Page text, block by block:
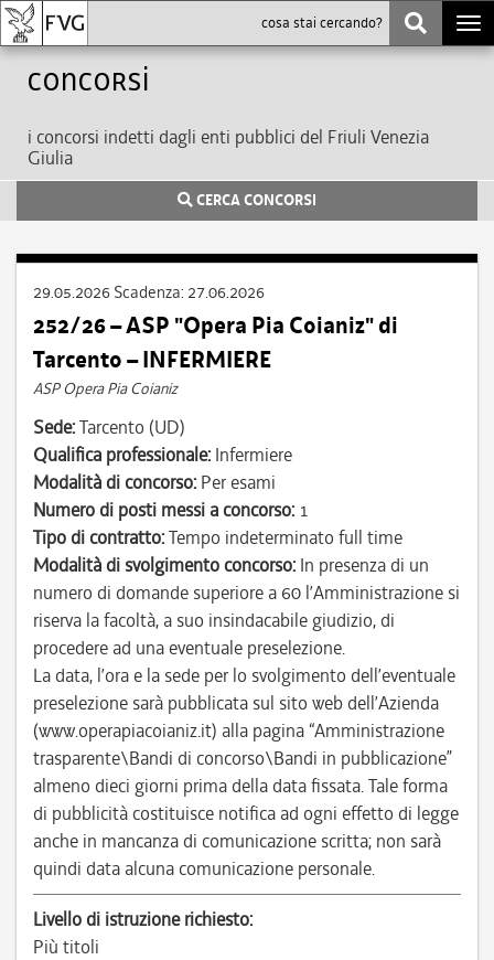
Concorsi
i concorsi indetti dagli enti pubblici del Friuli Venezia
Giulia
CERCA CONCORSI
29.05.2026 Scadenza: 27.06.2026
252/26 – ASP "Opera Pia Coianiz" di
Tarcento – INFERMIERE
ASP Opera Pia Coianiz
Sede:Tarcento (UD)
Qualifica professionale: Infermiere
Modalità di concorso: Per esami
Numero di posti messi a concorso: 1
Tipo di contratto:Tempo indeterminato full time
Modalità di svolgimento concorso: In presenza di un
numero di domande superiore a 60 l’Amministrazione si
riserva la facoltà, a suo insindacabile giudizio, di
procedere ad una eventuale preselezione.
La data, l’ora e la sede per lo svolgimento dell’eventuale
preselezione sarà pubblicata sul sito web dell’Azienda
(www.operapiacoianiz.it) alla pagina “Amministrazione
trasparente\Bandi di concorso\Bandi in pubblicazione”
almeno dieci giorni prima della data fissata. Tale forma
di pubblicità costituisce notifica ad ogni effetto di legge
anche in mancanza di comunicazione scritta; non sarà
quindi data alcuna comunicazione personale.
Livello di istruzione richiesto:
Più titoli